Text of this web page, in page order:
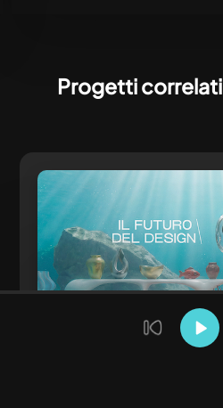
Progetti correlati